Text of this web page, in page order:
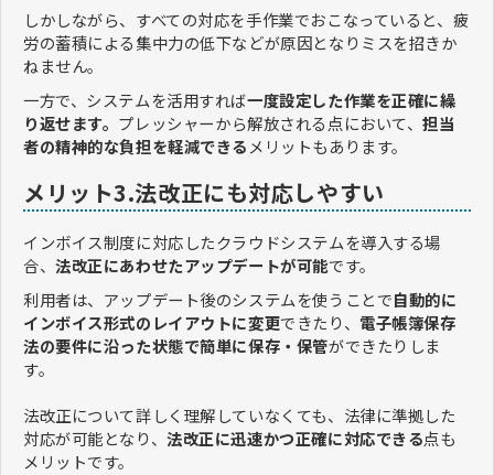
しかしながら、すべての対応を手作業でおこなっていると、疲
労の蓄積による集中力の低下などが原因となりミスを招きか
ねません。
一方で、システムを活用すれば一度設定した作業を正確に繰
り返せます。 プレッシャーから解放される点において、担当
者の精神的な負担を軽減できるメリットもあります。
メリット3.法改正にも対応しやすい
インボイス制度に対応したクラウドシステムを導入する場
合、法改正にあわせたアップデートが可能です。
利用者は、アップデート後のシステムを使うことで自動的に
インボイス形式のレイアウトに変更できたり、 電子帳簿保存
法の要件に沿った状態で簡単に保存・保管ができたりしま
す。
法改正について詳しく理解していなくても、法律に準拠した
対応が可能となり、法改正に迅速かつ正確に対応できる点も
メリットです。